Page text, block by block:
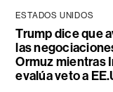
ESTADOS UNIDOS
Trump dice que
las
Ormuz mientras
evalúa veto a